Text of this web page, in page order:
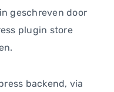
geschreven door
plugin store
backend, via